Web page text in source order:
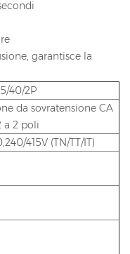
garantisce la
40/2P
da sovratensione CA
a 2 poli
415V (TN/TT/IT)